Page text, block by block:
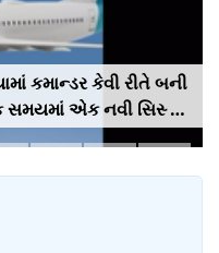
કમાન્ડર કેવી રીતે બની
સમયમાં એક નવી સિસ્ટમ
આવશે, જેમાં AI